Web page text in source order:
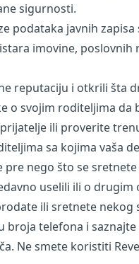
sigurnosti.
podataka javnih
imovine,
reputaciju i otkrili šta
svojim roditeljima da
ili proverite
sa kojima vaša
nego što se
uselili ili o drugim
ili sretnete nekog
telefona i saznajte
Ne smete koristiti